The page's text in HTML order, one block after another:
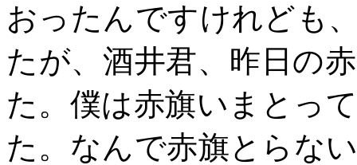
おったんですけれども
たが、酒井君、昨日の
た。僕は赤旗いまとっ
た。なんで赤旗とらな